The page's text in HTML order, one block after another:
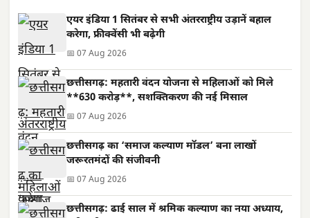
एयर इंडिया 1 सितंबर से सभी अंतरराष्ट्रीय उड़ानें बहाल
करेगा, फ्रीक्वेंसी भी बढ़ेगी
📅 07 Aug 2026
छत्तीसगढ़: महतारी वंदन योजना से महिलाओं को मिले
**630 करोड़**, सशक्तिकरण की नई मिसाल
📅 07 Aug 2026
छत्तीसगढ़ का ‘समाज कल्याण मॉडल’ बना लाखों
जरूरतमंदों की संजीवनी
📅 07 Aug 2026
छत्तीसगढ़: ढाई साल में श्रमिक कल्याण का नया अध्याय,